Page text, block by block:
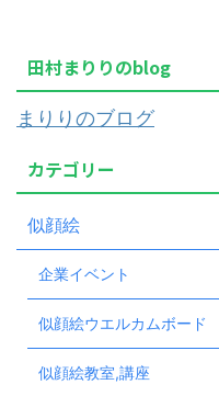
田村まりりのblog
まりりのブログ
カテゴリー
似顔絵
企業イベント
似顔絵ウエルカムボード
似顔絵教室,講座